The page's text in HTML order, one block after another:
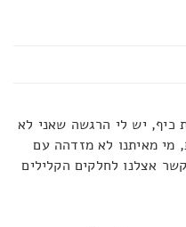
כיף, יש לי הרגשה שאני לא
מי מאיתנו לא מזדהה עם
אצלנו לחלקים הקלילים